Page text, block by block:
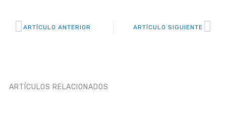
Prev
ARTÍCULO ANTERIOR ARTÍCULO SIGUIENTE
ARTÍCULOS RELACIONADOS